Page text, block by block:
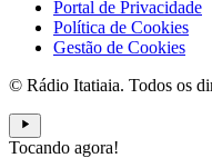
Portal de Privacidade
Política de Cookies
Gestão de Cookies
© Rádio Itatiaia. Todos os
Tocando agora!